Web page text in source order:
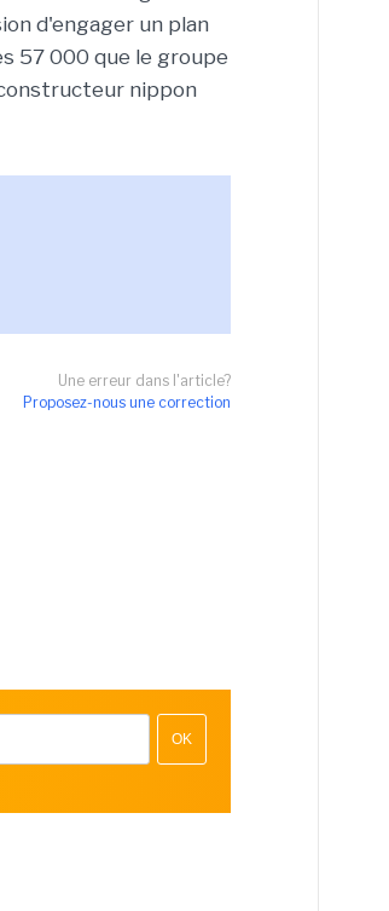
d'engager un plan
57 000 que le groupe
nippon
Une erreur dans l'article?
Proposez-nous une correction
OK